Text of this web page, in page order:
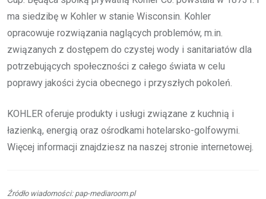
ma siedzibę w Kohler w stanie Wisconsin. Kohler
opracowuje rozwiązania naglących problemów, m.in.
związanych z dostępem do czystej wody i sanitariatów dla
potrzebujących społeczności z całego świata w celu
poprawy jakości życia obecnego i przyszłych pokoleń.
KOHLER oferuje produkty i usługi związane z kuchnią i
łazienką, energią oraz ośrodkami hotelarsko-golfowymi.
Więcej informacji znajdziesz na naszej stronie internetowej.
Źródło wiadomości: pap-mediaroom.pl